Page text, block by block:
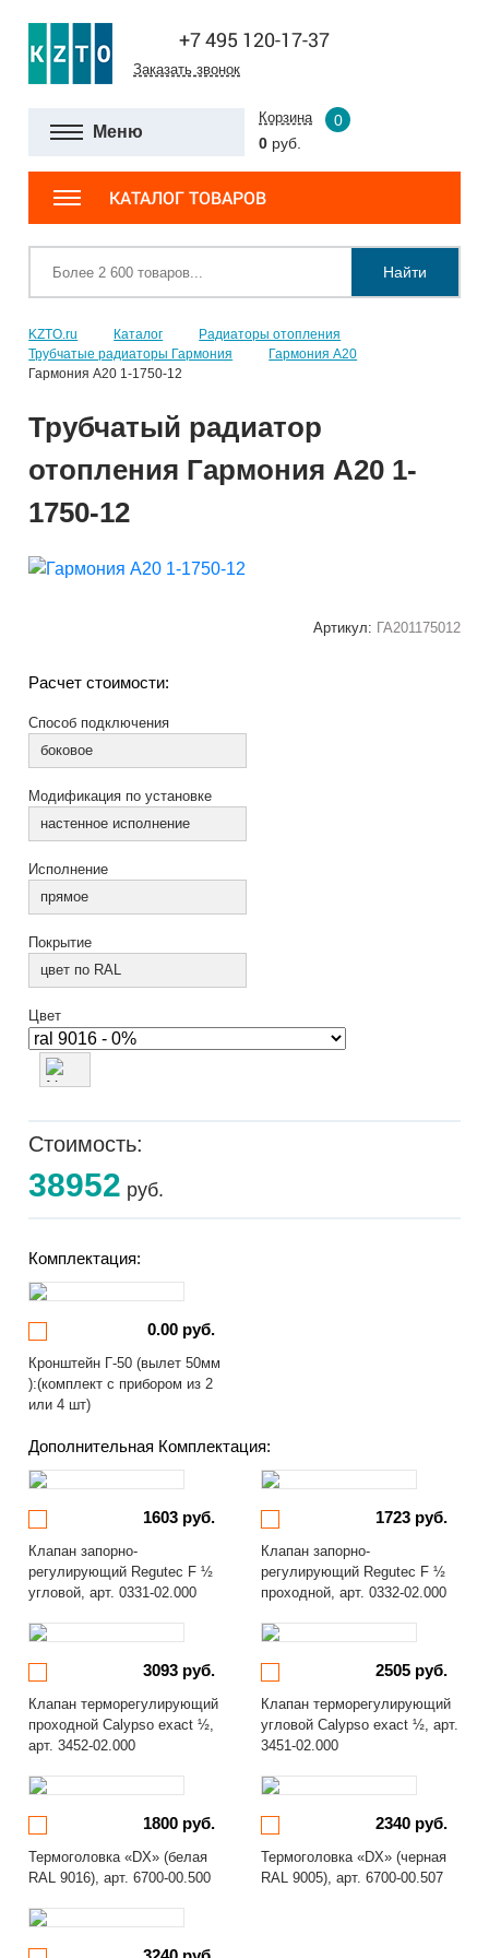
+7 495 120-17-37
Заказать звонок
Меню
Корзина
0
0 руб.
КАТАЛОГ ТОВАРОВ
Найти
KZTO.ru Каталог
Радиаторы отопления
Трубчатые радиаторы Гармония
Гармония А20
Гармония А20 1-1750-12
Трубчатый радиатор
отопления Гармония А20 1-
1750-12
Артикул: ГА201175012
Расчет стоимости:
Способ подключения
боковое
Модификация по установке
настенное исполнение
Исполнение
прямое
Покрытие
цвет по RAL
Цвет
Стоимость:
38952 руб.
Комплектация:
0.00 руб.
Кронштейн Г-50 (вылет 50мм
):(комплект с прибором из 2
или 4 шт)
Дополнительная Комплектация:
1603 руб.
Клапан запорно-
регулирующий Regutec F ½
угловой, арт. 0331-02.000
1723 руб.
Клапан запорно-
регулирующий Regutec F ½
проходной, арт. 0332-02.000
3093 руб.
Клапан терморегулирующий
проходной Calypso exact ½,
арт. 3452-02.000
2505 руб.
Клапан терморегулирующий
угловой Calypso exact ½, арт.
3451-02.000
1800 руб.
Термоголовка «DX» (белая
RAL 9016), арт. 6700-00.500
2340 руб.
Термоголовка «DX» (черная
RAL 9005), арт. 6700-00.507